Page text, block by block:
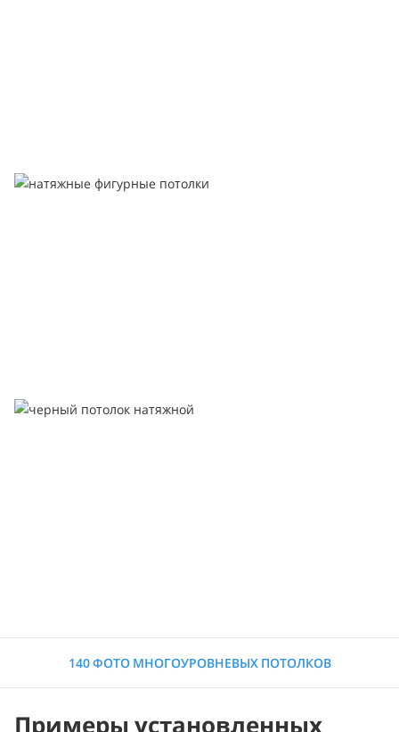
140 ФОТО МНОГОУРОВНЕВЫХ ПОТОЛКОВ
Примеры установленных